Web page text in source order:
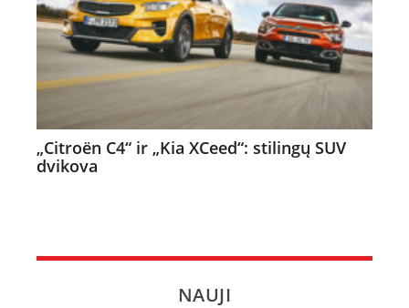
„Citroën C4“ ir „Kia XCeed“: stilingų SUV
dvikova
NAUJI